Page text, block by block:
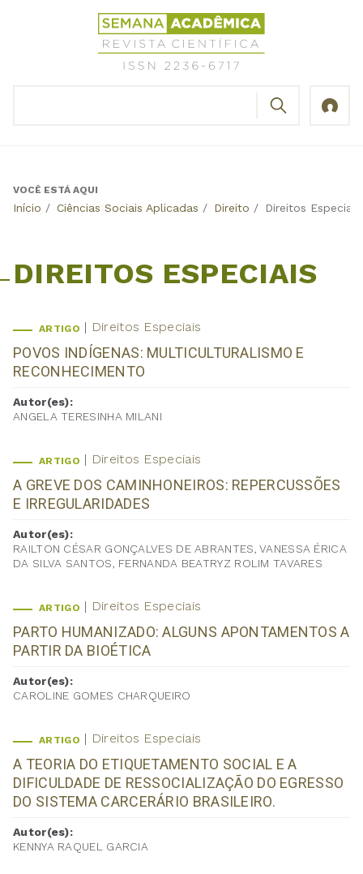
Revista
Científica
Semana
Back
VOCÊ ESTÁ AQUI
Início / Ciências Sociais Aplicadas / Direito / Direitos Especiais
DIREITOS ESPECIAIS
ARTIGO Direitos Especiais
POVOS INDÍGENAS: MULTICULTURALISMO E
RECONHECIMENTO
Autor(es):
ANGELA TERESINHA MILANI
ARTIGO Direitos Especiais
A GREVE DOS CAMINHONEIROS: REPERCUSSÕES
E IRREGULARIDADES
Autor(es):
RAILTON CÉSAR GONÇALVES DE ABRANTES, VANESSA ÉRICA
DA SILVA SANTOS, FERNANDA BEATRYZ ROLIM TAVARES
ARTIGO Direitos Especiais
PARTO HUMANIZADO: ALGUNS APONTAMENTOS A
PARTIR DA BIOÉTICA
Autor(es):
CAROLINE GOMES CHARQUEIRO
ARTIGO Direitos Especiais
A TEORIA DO ETIQUETAMENTO SOCIAL E A
DIFICULDADE DE RESSOCIALIZAÇÃO DO EGRESSO
DO SISTEMA CARCERÁRIO BRASILEIRO.
Autor(es):
KENNYA RAQUEL GARCIA